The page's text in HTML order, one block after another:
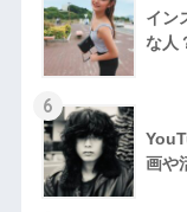
イン
な⼈
6
画や